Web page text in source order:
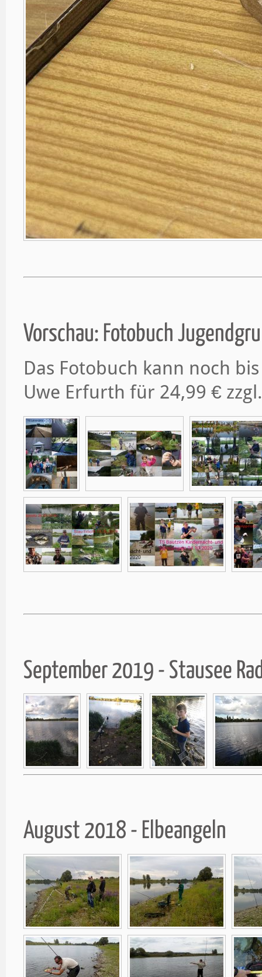
Vorschau: Fotobuch
Das Fotobuch kann noch
Uwe Erfurth für 24,99 €
September 2019 - Stausee
August 2018 - Elbeangeln